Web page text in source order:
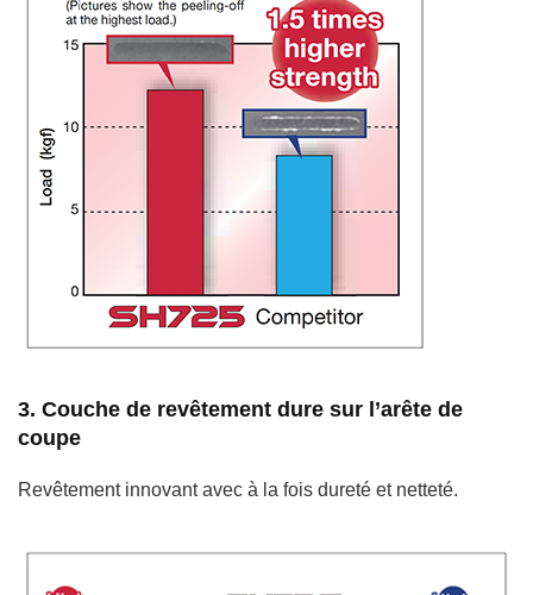
3. Couche de revêtement dure sur l’arête de
coupe
Revêtement innovant avec à la fois dureté et netteté.